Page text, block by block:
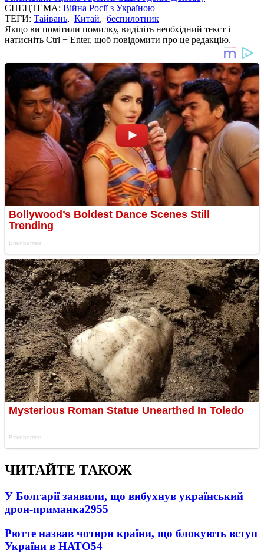
СПЕЦТЕМА: Війна Росії з Україною
ТЕГИ: Тайвань, Китай, беспилотник
Якщо ви помітили помилку, виділіть необхідний текст і
натисніть Ctrl + Enter, щоб повідомити про це редакцію.
ЧИТАЙТЕ ТАКОЖ
У Болгарії заявили, що вибухнув український
дрон-приманка2955
Рютте назвав чотири країни, що блокують вступ
України в НАТО54